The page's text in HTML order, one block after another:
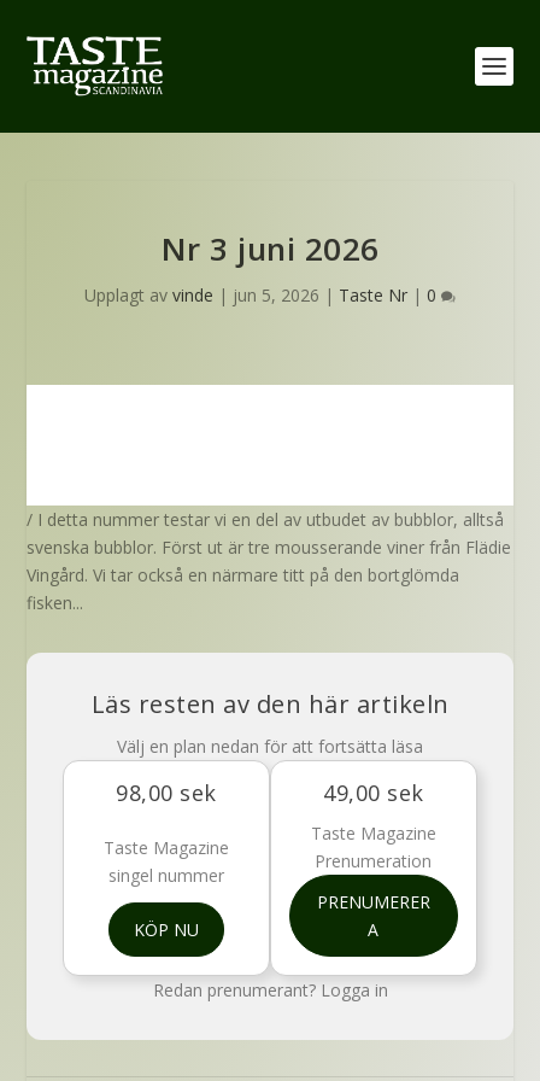
Nr 3 juni 2026
Upplagt av vinde | jun 5, 2026 | Taste Nr | 0
/ I detta nummer testar vi en del av utbudet av bubblor, alltså
svenska bubblor. Först ut är tre mousserande viner från Flädie
Vingård. Vi tar också en närmare titt på den bortglömda
fisken...
Läs resten av den här artikeln
Välj en plan nedan för att fortsätta läsa
98,00 sek
Taste Magazine
singel nummer
KÖP NU
49,00 sek
Taste Magazine
Prenumeration
PRENUMERER
A
Redan prenumerant? Logga in